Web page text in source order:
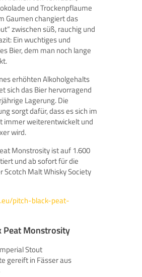
und Trockenpflaume
Gaumen changiert das
zwischen süß, rauchig und
Ein wuchtiges und
Bier, dem man noch lange
erhöhten Alkoholgehalts
sich das Bier hervorragend
Lagerung. Die
sorgt dafür, dass es sich im
immer weiterentwickelt und
wird.
Monstrosity ist auf 1.600
und ab sofort für die
Scotch Malt Whisky Society
pitch-black-peat-
Peat Monstrosity
Stout
gereift in Fässer aus